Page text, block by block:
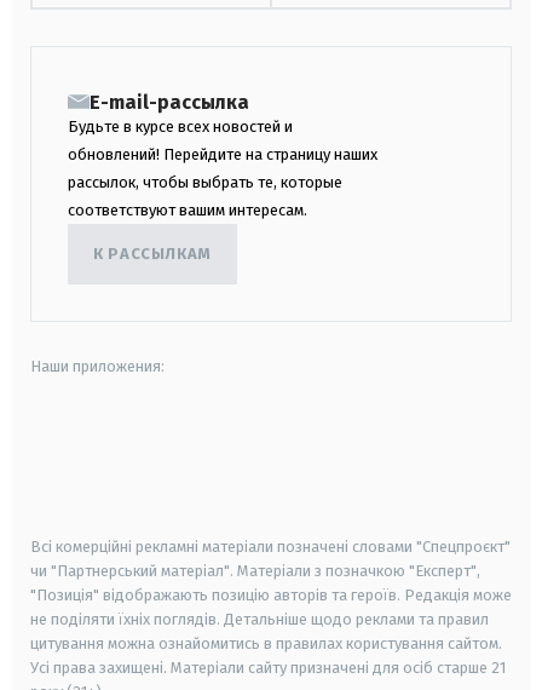
E-mail-рассылка
Будьте в курсе всех новостей и
обновлений! Перейдите на страницу наших
рассылок, чтобы выбрать те, которые
соответствуют вашим интересам.
К РАССЫЛКАМ
Наши приложения:
Всі комерційні рекламні матеріали позначені словами "Спецпроєкт"
чи "Партнерський матеріал". Матеріали з позначкою "Експерт",
"Позиція" відображають позицію авторів та героїв. Редакція може
не поділяти їхніх поглядів. Детальніше щодо реклами та правил
цитування можна ознайомитись в правилах користування сайтом.
Усі права захищені. Матеріали сайту призначені для осіб старше 21